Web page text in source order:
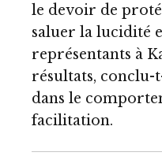
le devoir de
saluer la lucidité
représentants à
résultats, conclu-
dans le
facilitation.